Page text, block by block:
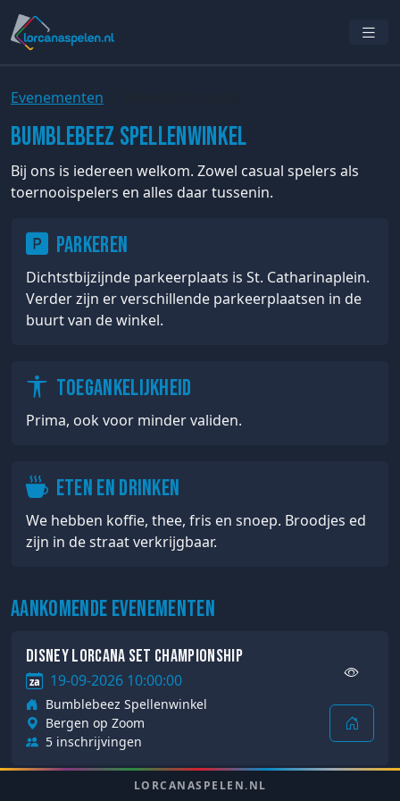
Evenementen
Bumblebeez Spellenwinkel
Bij ons is iedereen welkom. Zowel casual spelers als
toernooispelers en alles daar tussenin.
Parkeren
Dichtstbijzijnde parkeerplaats is St. Catharinaplein.
Verder zijn er verschillende parkeerplaatsen in de
buurt van de winkel.
Toegankelijkheid
Prima, ook voor minder validen.
Eten en drinken
We hebben koffie, thee, fris en snoep. Broodjes ed
zijn in de straat verkrijgbaar.
Aankomende evenementen
Disney Lorcana Set Championship
za 19-09-2026 10:00:00
Bumblebeez Spellenwinkel
Bergen op Zoom
5 inschrijvingen
LORCANASPELEN.NL